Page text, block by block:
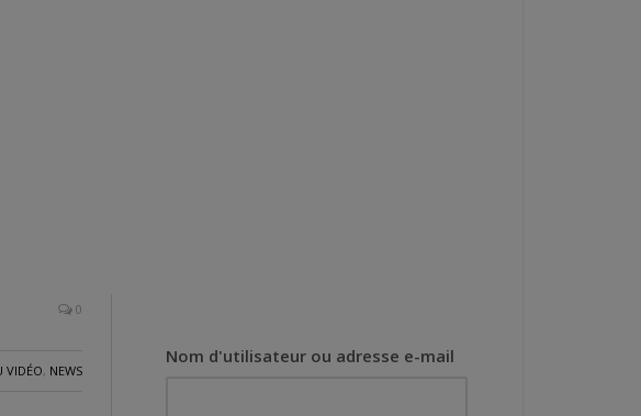
0
VIDÉO, NEWS
Nom d'utilisateur ou adresse e-mail